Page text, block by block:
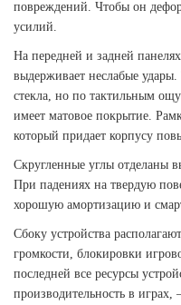
повреждений. Чтобы он
усилий.
На передней и задней
выдерживает неслабые
стекла, но по тактильным
имеет матовое покрытие.
который придает корпусу
Скругленные углы отделаны
При падениях на твердую
хорошую амортизацию и
Сбоку устройства
громкости, блокировки
последней все ресурсы
производительность в